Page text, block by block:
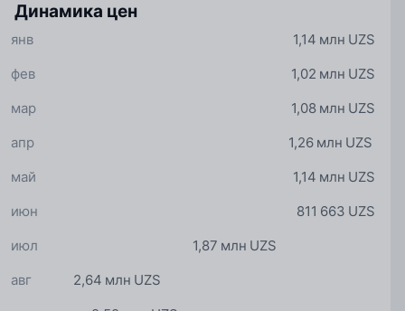
Динамика цен
1,14 млн UZS
янв
1,02 млн UZS
фев
1,08 млн UZS
мар
1,26 млн UZS
апр
1,14 млн UZS
май
811 663 UZS
июн
1,87 млн UZS
июл
2,64 млн UZS
авг